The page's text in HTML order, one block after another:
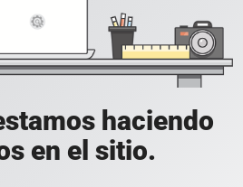
haciendo
en el sitio.